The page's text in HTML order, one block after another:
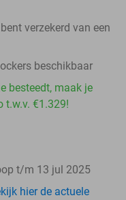
verzekerd van een
beschikbaar
besteedt, maak je
t.w.v. €1.329!
t/m 13 jul 2025
hier de actuele